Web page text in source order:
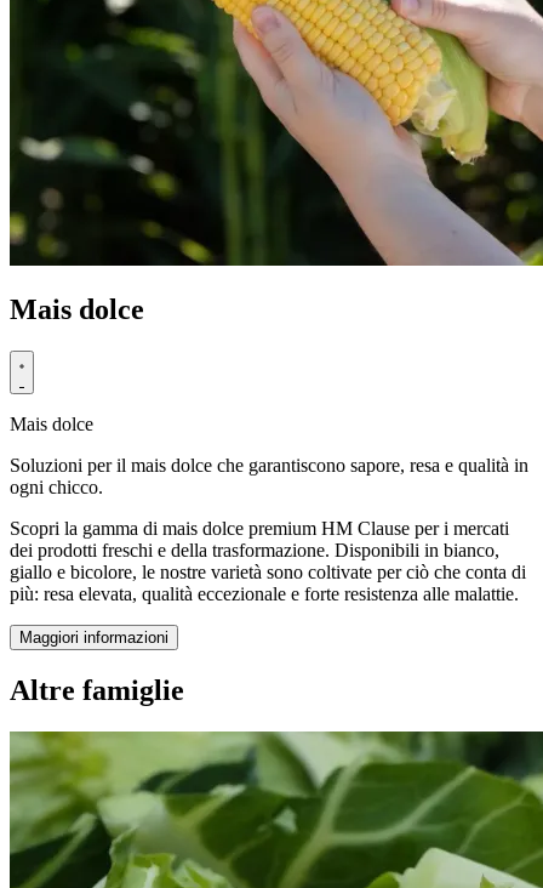
Mais dolce
Mais dolce
Soluzioni per il mais dolce che garantiscono sapore, resa e qualità in
ogni chicco.
Scopri la gamma di mais dolce premium HM Clause per i mercati
dei prodotti freschi e della trasformazione. Disponibili in bianco,
giallo e bicolore, le nostre varietà sono coltivate per ciò che conta di
più: resa elevata, qualità eccezionale e forte resistenza alle malattie.
Maggiori informazioni
Altre famiglie